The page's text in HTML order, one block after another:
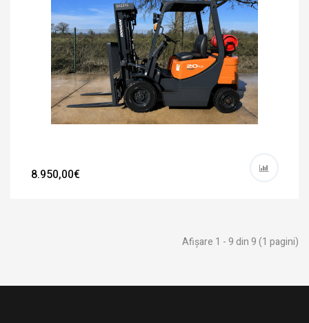
8.950,00€
Afişare 1 - 9 din 9 (1 pagini)